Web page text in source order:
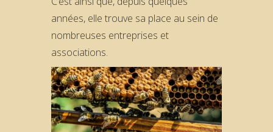
années, elle trouve sa place au sein de
nombreuses entreprises et
associations.